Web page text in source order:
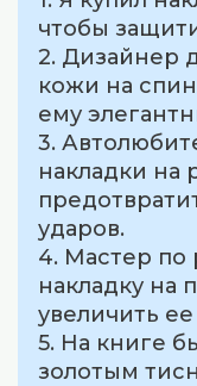
чтобы
2. Дизайнер
кожи на
ему
3.
накладки на
ударов.
4. Мастер по
накладку на
увеличить
5. На книге
золотым